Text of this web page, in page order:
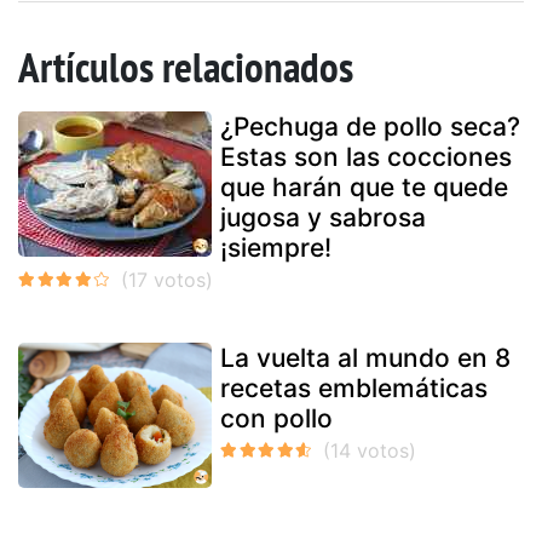
Artículos relacionados
¿Pechuga de pollo seca?
Estas son las cocciones
que harán que te quede
jugosa y sabrosa
¡siempre!
La vuelta al mundo en 8
recetas emblemáticas
con pollo